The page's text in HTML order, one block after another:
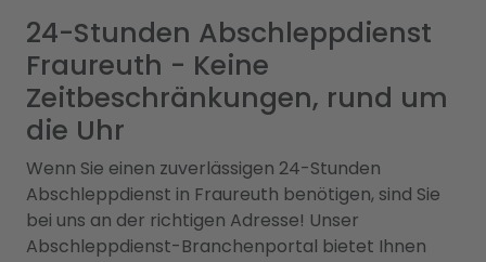
24-Stunden Abschleppdienst
Fraureuth - Keine
Zeitbeschränkungen, rund um
die Uhr
Wenn Sie einen zuverlässigen 24-Stunden
Abschleppdienst in Fraureuth benötigen, sind Sie
bei uns an der richtigen Adresse! Unser
Abschleppdienst-Branchenportal bietet Ihnen